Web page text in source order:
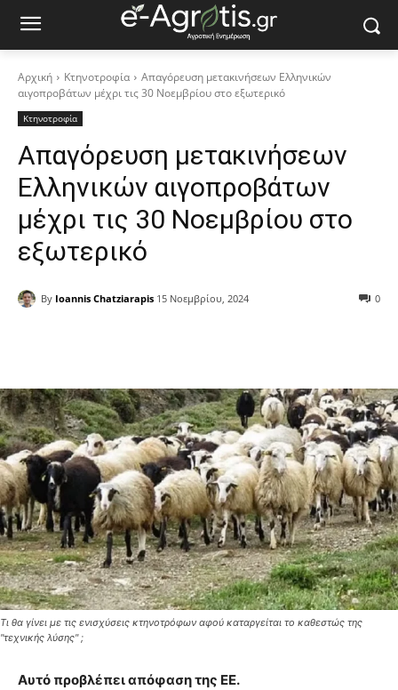
Αρχική Κτηνοτροφία
Απαγόρευση μετακινήσεων Ελληνικών
αιγοπροβάτων μέχρι τις 30 Νοεμβρίου στο εξωτερικό
Κτηνοτροφία
Απαγόρευση μετακινήσεων
Ελληνικών αιγοπροβάτων
μέχρι τις 30 Νοεμβρίου στο
εξωτερικό
By Ioannis Chatziarapis 15 Νοεμβρίου, 2024 0
Τι θα γίνει με τις ενισχύσεις κτηνοτρόφων αφού καταργείται το καθεστώς της
''τεχνικής λύσης'' ;
Αυτό προβλέπει απόφαση της ΕΕ.